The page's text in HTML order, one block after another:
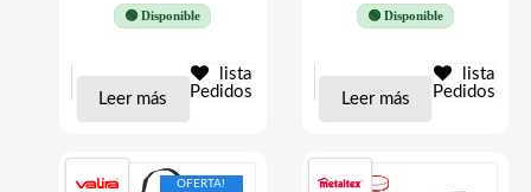
🟢 Disponible
Leer más
lista
Pedidos
🟢 Disponible
Leer más
lista
Pedidos
OFERTA!